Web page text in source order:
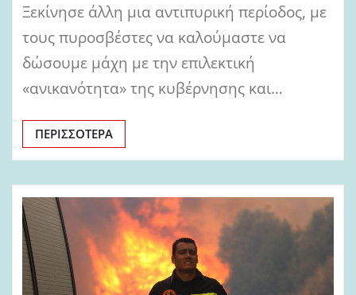
Ξεκίνησε άλλη μια αντιπυρική περίοδος, με
τους πυροσβέστες να καλούμαστε να
δώσουμε μάχη με την επιλεκτική
«ανικανότητα» της κυβέρνησης και…
ΠΕΡΙΣΣΌΤΕΡΑ